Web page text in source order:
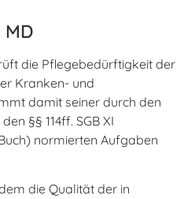
die Pflegebedürftigkeit der
Kranken- und
damit seiner durch den
§§ 114ff. SGB XI
normierten Aufgaben
die Qualität der in